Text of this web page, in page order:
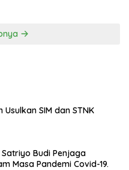
SIM dan STNK
Budi Penjaga
Masa Pandemi Covid-19.